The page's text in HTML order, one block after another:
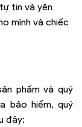
tin và yên
mình và chiếc
phẩm và quý
bảo hiểm, quý
đây: